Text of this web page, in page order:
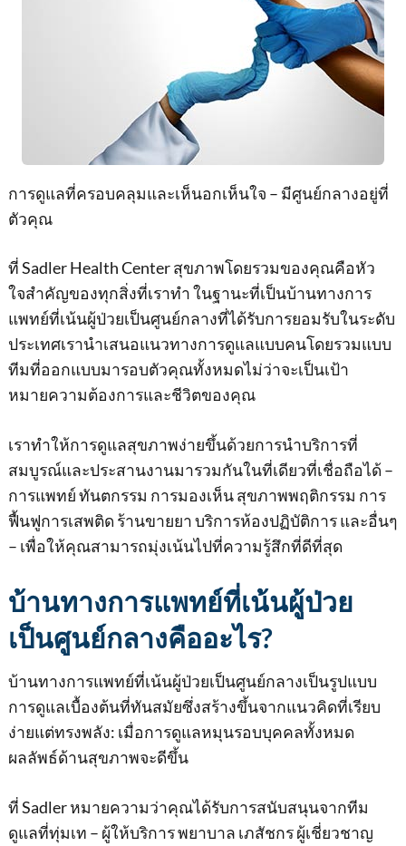
การดูแลที่ครอบคลุมและเห็นอกเห็นใจ – มีศูนย์กลางอยู่ที่
ตัวคุณ
ที่ Sadler Health Center สุขภาพโดยรวมของคุณคือหัว
ใจสําคัญของทุกสิ่งที่เราทํา ในฐานะที่เป็นบ้านทางการ
แพทย์ที่เน้นผู้ป่วยเป็นศูนย์กลางที่ได้รับการยอมรับในระดับ
ประเทศเรานําเสนอแนวทางการดูแลแบบคนโดยรวมแบบ
ทีมที่ออกแบบมารอบตัวคุณทั้งหมดไม่ว่าจะเป็นเป้า
หมายความต้องการและชีวิตของคุณ
เราทําให้การดูแลสุขภาพง่ายขึ้นด้วยการนําบริการที่
สมบูรณ์และประสานงานมารวมกันในที่เดียวที่เชื่อถือได้ –
การแพทย์ ทันตกรรม การมองเห็น สุขภาพพฤติกรรม การ
ฟื้นฟูการเสพติด ร้านขายยา บริการห้องปฏิบัติการ และอื่นๆ
– เพื่อให้คุณสามารถมุ่งเน้นไปที่ความรู้สึกที่ดีที่สุด
บ้านทางการแพทย์ที่เน้นผู้ป่วย
เป็นศูนย์กลางคืออะไร?
บ้านทางการแพทย์ที่เน้นผู้ป่วยเป็นศูนย์กลางเป็นรูปแบบ
การดูแลเบื้องต้นที่ทันสมัยซึ่งสร้างขึ้นจากแนวคิดที่เรียบ
ง่ายแต่ทรงพลัง: เมื่อการดูแลหมุนรอบบุคคลทั้งหมด
ผลลัพธ์ด้านสุขภาพจะดีขึ้น
ที่ Sadler หมายความว่าคุณได้รับการสนับสนุนจากทีม
ดูแลที่ทุ่มเท – ผู้ให้บริการ พยาบาล เภสัชกร ผู้เชี่ยวชาญ